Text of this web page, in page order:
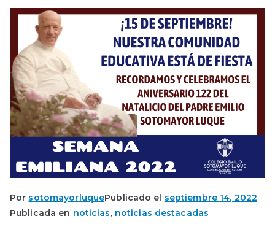
Por sotomayorluquePublicado el septiembre 14, 2022
Publicada en noticias, noticias destacadas